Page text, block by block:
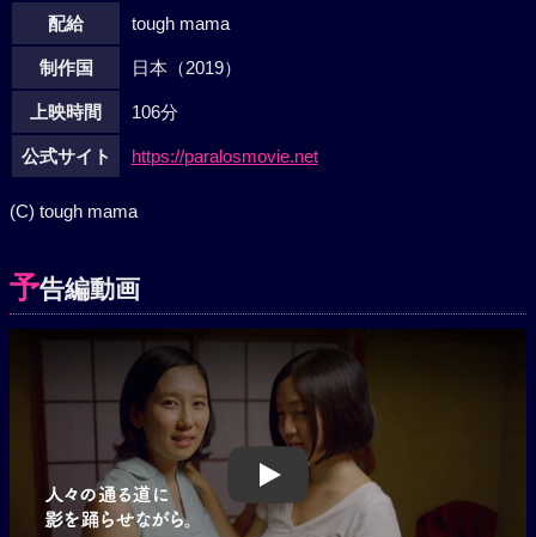
配給 tough mama
制作国 日本（2019）
上映時間 106分
公式サイト https://paralosmovie.net
(C) tough mama
予告編動画
Play